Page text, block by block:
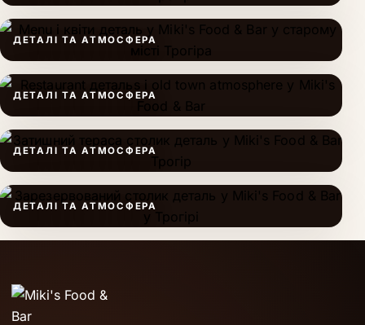
ДЕТАЛІ ТА АТМОСФЕРА
ДЕТАЛІ ТА АТМОСФЕРА
ДЕТАЛІ ТА АТМОСФЕРА
ДЕТАЛІ ТА АТМОСФЕРА